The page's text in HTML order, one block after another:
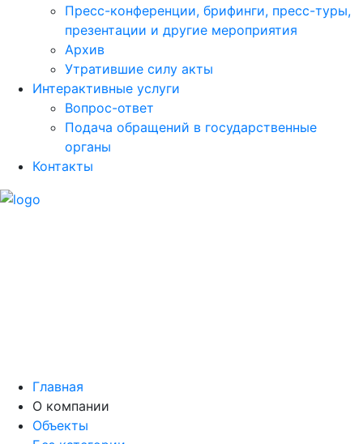
Пресс-конференции, брифинги, пресс-туры,
презентации и другие мероприятия
Архив
Утратившие силу акты
Интерактивные услуги
Вопрос-ответ
Подача обращений в государственные
органы
Контакты
Главная
О компании
Объекты